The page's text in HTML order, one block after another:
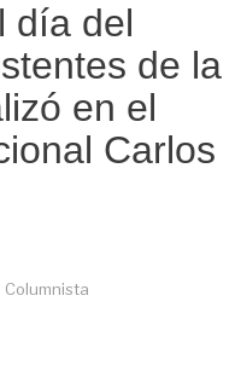
día del
de la
en el
Carlos
Columnista